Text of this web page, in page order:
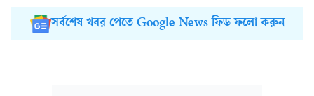
সর্বশেষ খবর পেতে Google News ফিড ফলো করুন